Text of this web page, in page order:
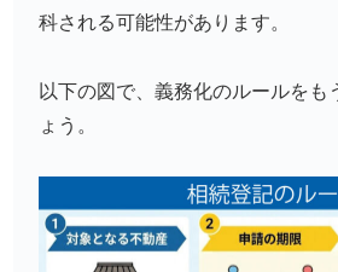
科される可能性があります。
以下の図で、義務化のルールをも
ょう。